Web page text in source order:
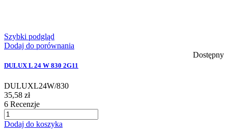
Szybki podgląd
Dodaj do porównania
Dostępny
DULUX L 24 W 830 2G11
DULUXL24W/830
35,58 zł
6 Recenzje
Dodaj do koszyka